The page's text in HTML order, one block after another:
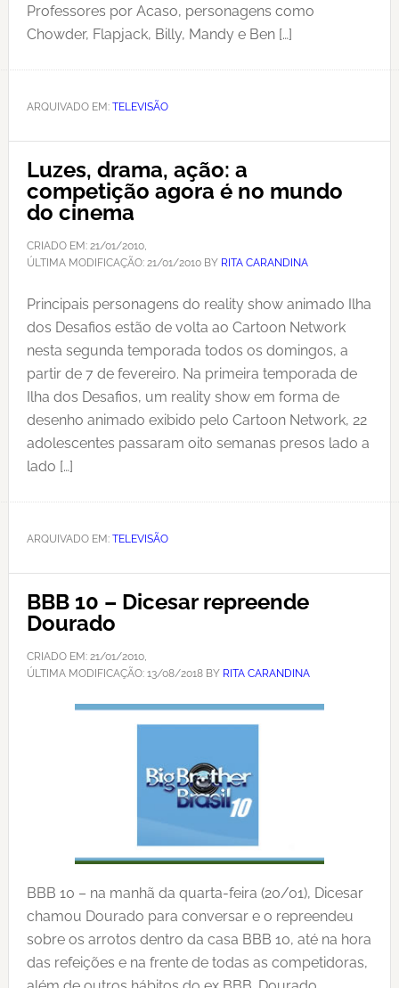
Professores por Acaso, personagens como
Chowder, Flapjack, Billy, Mandy e Ben […]
ARQUIVADO EM: TELEVISÃO
Luzes, drama, ação: a
competição agora é no mundo
do cinema
CRIADO EM: 21/01/2010,
ÚLTIMA MODIFICAÇÃO: 21/01/2010BY RITA CARANDINA
Principais personagens do reality show animado Ilha
dos Desafios estão de volta ao Cartoon Network
nesta segunda temporada todos os domingos, a
partir de 7 de fevereiro. Na primeira temporada de
Ilha dos Desafios, um reality show em forma de
desenho animado exibido pelo Cartoon Network, 22
adolescentes passaram oito semanas presos lado a
lado […]
ARQUIVADO EM: TELEVISÃO
BBB 10 – Dicesar repreende
Dourado
CRIADO EM: 21/01/2010,
ÚLTIMA MODIFICAÇÃO: 13/08/2018BY RITA CARANDINA
BBB 10 – na manhã da quarta-feira (20/01), Dicesar
chamou Dourado para conversar e o repreendeu
sobre os arrotos dentro da casa BBB 10, até na hora
das refeições e na frente de todas as competidoras,